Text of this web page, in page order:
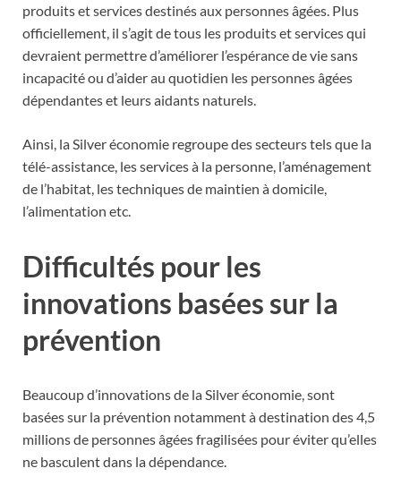
produits et services destinés aux personnes âgées. Plus
officiellement, il s’agit de tous les produits et services qui
devraient permettre d’améliorer l’espérance de vie sans
incapacité ou d’aider au quotidien les personnes âgées
dépendantes et leurs aidants naturels.
Ainsi, la Silver économie regroupe des secteurs tels que la
télé-assistance, les services à la personne, l’aménagement
de l’habitat, les techniques de maintien à domicile,
l’alimentation etc.
Difficultés pour les
innovations basées sur la
prévention
Beaucoup d’innovations de la Silver économie, sont
basées sur la prévention notamment à destination des 4,5
millions de personnes âgées fragilisées pour éviter qu’elles
ne basculent dans la dépendance.